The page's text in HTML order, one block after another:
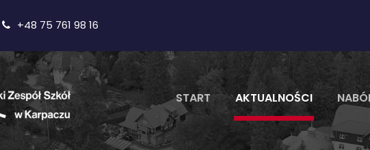
+48 75 761 98 16
START AKTUALNOŚCI